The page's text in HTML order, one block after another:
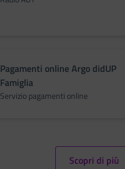
Pagamenti online Argo didUP
Famiglia
Servizio pagamenti online
Scopri di più